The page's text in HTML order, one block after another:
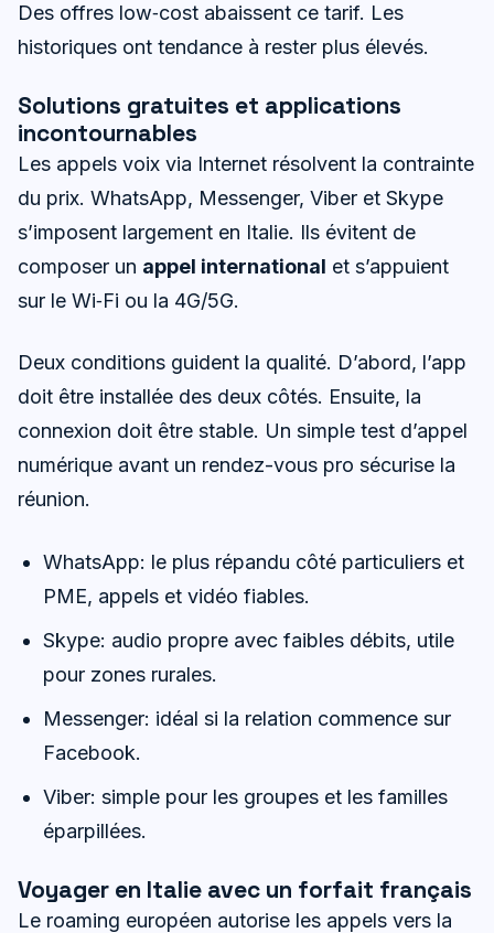
Des offres low‑cost abaissent ce tarif. Les
historiques ont tendance à rester plus élevés.
Solutions gratuites et applications
incontournables
Les appels voix via Internet résolvent la contrainte
du prix. WhatsApp, Messenger, Viber et Skype
s’imposent largement en Italie. Ils évitent de
composer un appel international et s’appuient
sur le Wi‑Fi ou la 4G/5G.
Deux conditions guident la qualité. D’abord, l’app
doit être installée des deux côtés. Ensuite, la
connexion doit être stable. Un simple test d’appel
numérique avant un rendez-vous pro sécurise la
réunion.
WhatsApp: le plus répandu côté particuliers et
PME, appels et vidéo fiables.
Skype: audio propre avec faibles débits, utile
pour zones rurales.
Messenger: idéal si la relation commence sur
Facebook.
Viber: simple pour les groupes et les familles
éparpillées.
Voyager en Italie avec un forfait français
Le roaming européen autorise les appels vers la